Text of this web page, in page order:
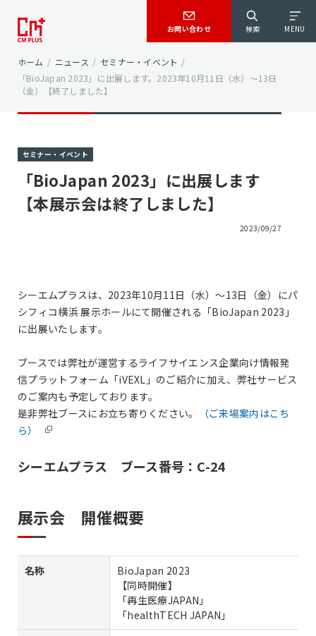
検索 MENU
お問い合わせ
ホーム / ニュース / セミナー・イベント /
「BioJapan 2023」に出展します。2023年10月11日（水）～13日
（金）【終了しました】
セミナー・イベント
「BioJapan 2023」に出展します
【本展示会は終了しました】
2023/09/27
シーエムプラスは、2023年10月11日（水）～13日（金）にパ
シフィコ横浜 展示ホールにて開催される「BioJapan 2023」
に出展いたします。
ブースでは弊社が運営するライフサイエンス企業向け情報発
信プラットフォーム「iVEXL」のご紹介に加え、弊社サービス
のご案内も予定しております。
是非弊社ブースにお立ち寄りください。
（ご来場案内はこち
ら）
シーエムプラス ブース番号：C-24
展示会 開催概要
名称
BioJapan 2023
【同時開催】
「再生医療JAPAN」
「healthTECH JAPAN」